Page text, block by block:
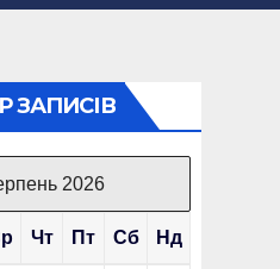
ЗАПИСІВ
2026
Чт Пт Сб Нд